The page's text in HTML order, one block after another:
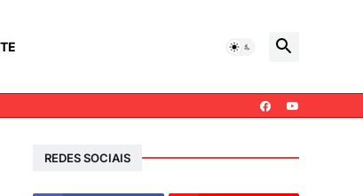
REDES SOCIAIS